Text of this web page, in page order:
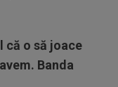
că o să joace
Banda